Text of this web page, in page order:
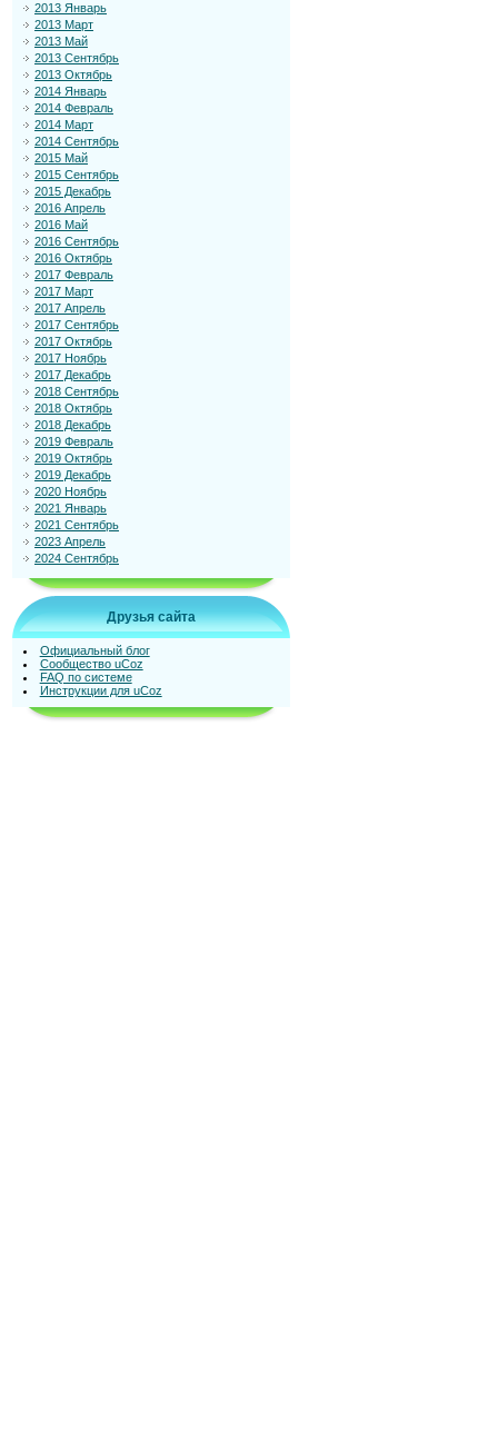
2013 Январь
2013 Март
2013 Май
2013 Сентябрь
2013 Октябрь
2014 Январь
2014 Февраль
2014 Март
2014 Сентябрь
2015 Май
2015 Сентябрь
2015 Декабрь
2016 Апрель
2016 Май
2016 Сентябрь
2016 Октябрь
2017 Февраль
2017 Март
2017 Апрель
2017 Сентябрь
2017 Октябрь
2017 Ноябрь
2017 Декабрь
2018 Сентябрь
2018 Октябрь
2018 Декабрь
2019 Февраль
2019 Октябрь
2019 Декабрь
2020 Ноябрь
2021 Январь
2021 Сентябрь
2023 Апрель
2024 Сентябрь
Друзья сайта
Официальный блог
Сообщество uCoz
FAQ по системе
Инструкции для uCoz